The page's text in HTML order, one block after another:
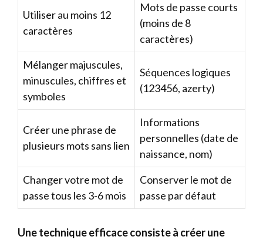
Utiliser au moins 12
caractères
Mots de passe courts
(moins de 8
caractères)
Mélanger majuscules,
minuscules, chiffres et
symboles
Séquences logiques
(123456, azerty)
Créer une phrase de
plusieurs mots sans lien
Informations
personnelles (date de
naissance, nom)
Changer votre mot de
passe tous les 3-6 mois
Conserver le mot de
passe par défaut
Une technique efficace consiste à créer une